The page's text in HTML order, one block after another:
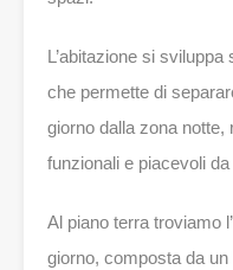
L’abitazione si
che permette di
giorno dalla zona notte,
funzionali e piacevoli
Al piano terra troviamo
giorno, composta da